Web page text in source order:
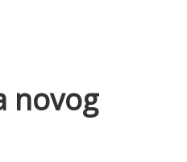
novog